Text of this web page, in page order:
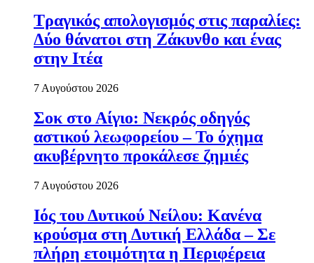
Τραγικός απολογισμός στις παραλίες:
Δύο θάνατοι στη Ζάκυνθο και ένας
στην Ιτέα
7 Αυγούστου 2026
Σοκ στο Αίγιο: Νεκρός οδηγός
αστικού λεωφορείου – Το όχημα
ακυβέρνητο προκάλεσε ζημιές
7 Αυγούστου 2026
Ιός του Δυτικού Νείλου: Κανένα
κρούσμα στη Δυτική Ελλάδα – Σε
πλήρη ετοιμότητα η Περιφέρεια